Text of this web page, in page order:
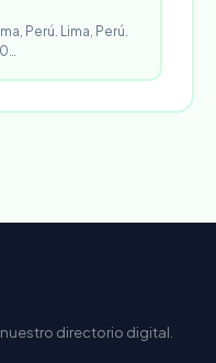
Perú. Lima, Perú.
directorio digital.